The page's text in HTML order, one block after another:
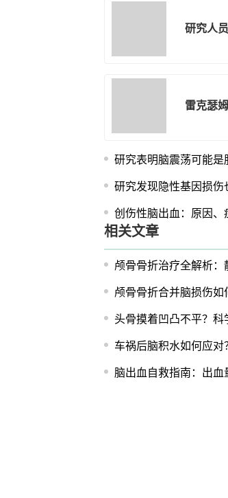
研究人
雷克瑟
研究表明脑震荡可能
研究发现隐性基因损
创伤性脑出血：原因、
相关文章
颅骨骨折治疗全解析：
颅骨骨折合并脑损伤
头骨摸着凹凸不平？
车祸后脑积水如何应
脑出血自救指南：出血